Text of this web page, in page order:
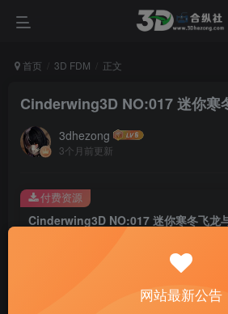
首页 3D FDM 正文
Cinderwing3D NO:017 迷你寒
3dhezong
3个月前更新
Cinderwing3D NO:017 迷你寒冬飞龙
100
免费
付费资源
网站最新公告